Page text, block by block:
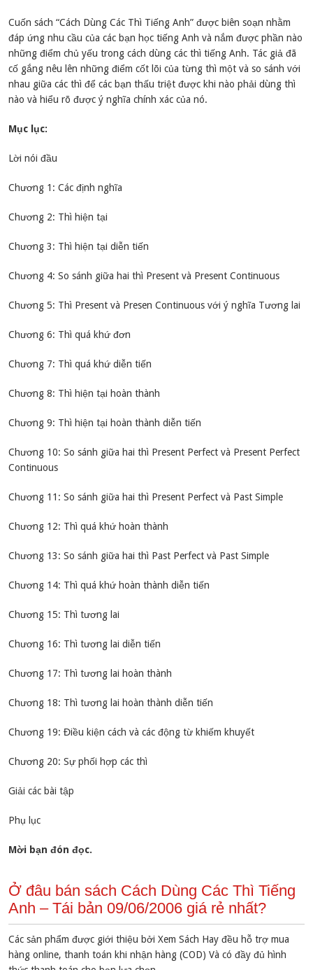
Cuốn sách “Cách Dùng Các Thì Tiếng Anh” được biên soạn nhằm
đáp ứng nhu cầu của các bạn học tiếng Anh và nắm được phần nào
những điểm chủ yếu trong cách dùng các thì tiếng Anh. Tác giả đã
cố gắng nêu lên những điểm cốt lõi của từng thì một và so sánh với
nhau giữa các thì để các bạn thấu triệt được khi nào phải dùng thì
nào và hiểu rõ được ý nghĩa chính xác của nó.
Mục lục:
Lời nói đầu
Chương 1: Các định nghĩa
Chương 2: Thì hiện tại
Chương 3: Thì hiện tại diễn tiến
Chương 4: So sánh giữa hai thì Present và Present Continuous
Chương 5: Thì Present và Presen Continuous với ý nghĩa Tương lai
Chương 6: Thì quá khứ đơn
Chương 7: Thì quá khứ diễn tiến
Chương 8: Thì hiện tại hoàn thành
Chương 9: Thì hiện tại hoàn thành diễn tiến
Chương 10: So sánh giữa hai thì Present Perfect và Present Perfect
Continuous
Chương 11: So sánh giữa hai thì Present Perfect và Past Simple
Chương 12: Thì quá khứ hoàn thành
Chương 13: So sánh giữa hai thì Past Perfect và Past Simple
Chương 14: Thì quá khứ hoàn thành diễn tiến
Chương 15: Thì tương lai
Chương 16: Thì tương lai diễn tiến
Chương 17: Thì tương lai hoàn thành
Chương 18: Thì tương lai hoàn thành diễn tiến
Chương 19: Điều kiện cách và các động từ khiếm khuyết
Chương 20: Sự phối hợp các thì
Giải các bài tập
Phụ lục
Mời bạn đón đọc.
Ở đâu bán sách Cách Dùng Các Thì Tiếng
Anh – Tái bản 09/06/2006 giá rẻ nhất?
Các sản phẩm được giới thiệu bởi Xem Sách Hay đều hỗ trợ mua
hàng online, thanh toán khi nhận hàng (COD) Và có đầy đủ hình